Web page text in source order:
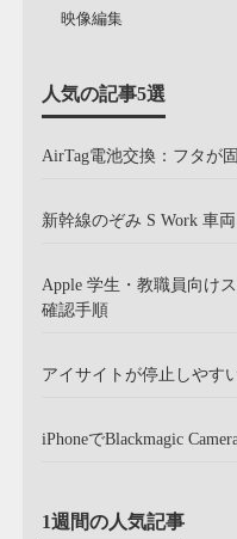
映像編集
人気の記事5選
AirTag電池交換：フタが
新幹線のぞみ S Work 車
Apple 学生・教職員向け
確認手順
アイサイトが停止しやす
iPhoneでBlackmagic
1週間の人気記事